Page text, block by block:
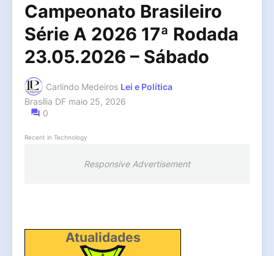
Campeonato Brasileiro
Série A 2026 17ª Rodada
23.05.2026 – Sábado
Carlindo Medeiros Lei e Política
Brasília DF maio 25, 2026
0
Recent in Technology
Responsive Advertisement
Atualidades